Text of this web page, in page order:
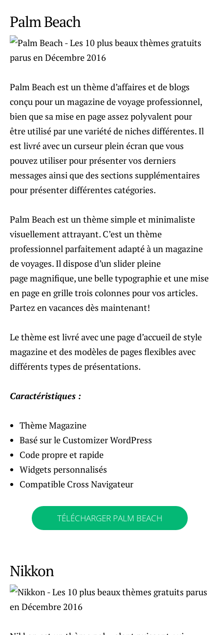
Palm Beach
Palm Beach est un thème d’affaires et de blogs
conçu pour un magazine de voyage professionnel,
bien que sa mise en page assez polyvalent pour
être utilisé par une variété de niches différentes. Il
est livré avec un curseur plein écran que vous
pouvez utiliser pour présenter vos derniers
messages ainsi que des sections supplémentaires
pour présenter différentes catégories.
Palm Beach est un thème simple et minimaliste
visuellement attrayant. C’est un thème
professionnel parfaitement adapté à un magazine
de voyages. Il dispose d’un slider pleine
page magnifique, une belle typographie et une mise
en page en grille trois colonnes pour vos articles.
Partez en vacances dès maintenant!
Le thème est livré avec une page d’accueil de style
magazine et des modèles de pages flexibles avec
différents types de présentations.
Caractéristiques :
Thème Magazine
Basé sur le Customizer WordPress
Code propre et rapide
Widgets personnalisés
Compatible Cross Navigateur
TÉLÉCHARGER PALM BEACH
Nikkon